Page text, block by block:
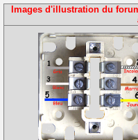
Images d'illustration du